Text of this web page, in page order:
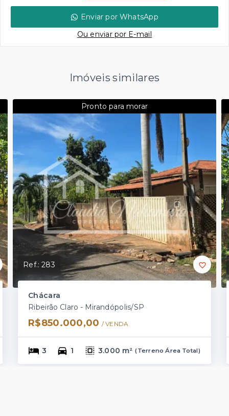
Enviar por WhatsApp
Ou enviar por E-mail
Imóveis similares
Pronto para morar
Ref.:283
Chácara
Ribeirão Claro - Mirandópolis/SP
R$850.000,00 / VENDA
3 1 3.000 m² (Terreno Área Total)